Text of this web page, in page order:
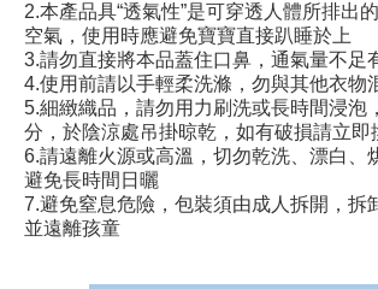
2.本產品具“透氣性”是可穿透人體所排出
空氣，使用時應避免寶寶直接趴睡於上
3.請勿直接將本品蓋住口鼻，通氣量不足
4.使用前請以手輕柔洗滌，勿與其他衣物
5.細緻織品，請勿用力刷洗或長時間浸泡
分，於陰涼處吊掛晾乾，如有破損請立即
6.請遠離火源或高溫，切勿乾洗、漂白、
避免長時間日曬
7.避免窒息危險，包裝須由成人拆開，拆
並遠離孩童